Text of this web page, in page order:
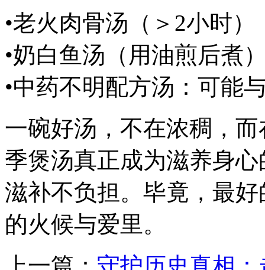
•老火肉骨汤（＞2小时
•奶白鱼汤（用油煎后煮
•中药不明配方汤：可能
一碗好汤，不在浓稠，
季煲汤真正成为滋养身
滋补不负担。毕竟，最
的火候与爱里。